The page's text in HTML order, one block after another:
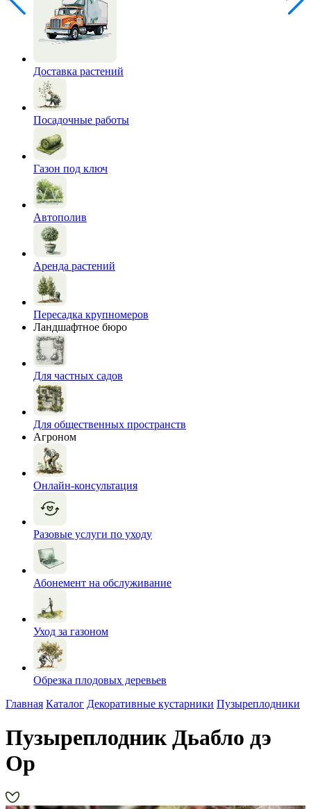
Доставка растений
Посадочные работы
Газон под ключ
Автополив
Аренда растений
Пересадка крупномеров
Ландшафтное бюро
Для частных садов
Для общественных пространств
Агроном
Онлайн-консультация
Разовые услуги по уходу
Абонемент на обслуживание
Уход за газоном
Обрезка плодовых деревьев
Главная Каталог Декоративные кустарники Пузыреплодники
Пузыреплодник Дьабло дэ
Ор